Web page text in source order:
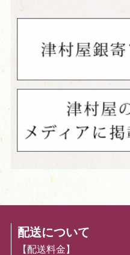
配送について
【配送料金】